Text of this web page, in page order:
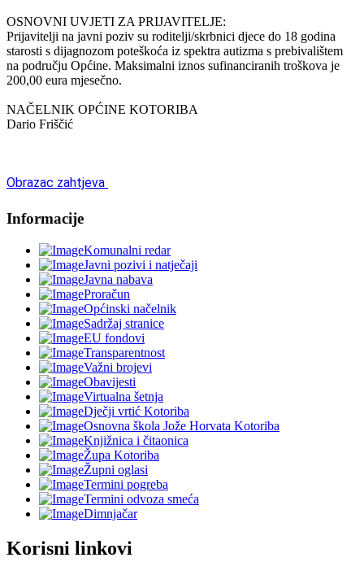
OSNOVNI UVJETI ZA PRIJAVITELJE:
Prijavitelji na javni poziv su roditelji/skrbnici djece do 18 godina
starosti s dijagnozom poteškoća iz spektra autizma s prebivalištem
na području Općine. Maksimalni iznos sufinanciranih troškova je
200,00 eura mjesečno.
NAČELNIK OPĆINE KOTORIBA
Dario Friščić
Obrazac zahtjeva
Informacije
Komunalni redar
Javni pozivi i natječaji
Javna nabava
Proračun
Općinski načelnik
Sadržaj stranice
EU fondovi
Transparentnost
Važni brojevi
Obavijesti
Virtualna šetnja
Dječji vrtić Kotoriba
Osnovna škola Jože Horvata Kotoriba
Knjižnica i čitaonica
Župa Kotoriba
Župni oglasi
Termini pogreba
Termini odvoza smeća
Dimnjačar
Korisni linkovi